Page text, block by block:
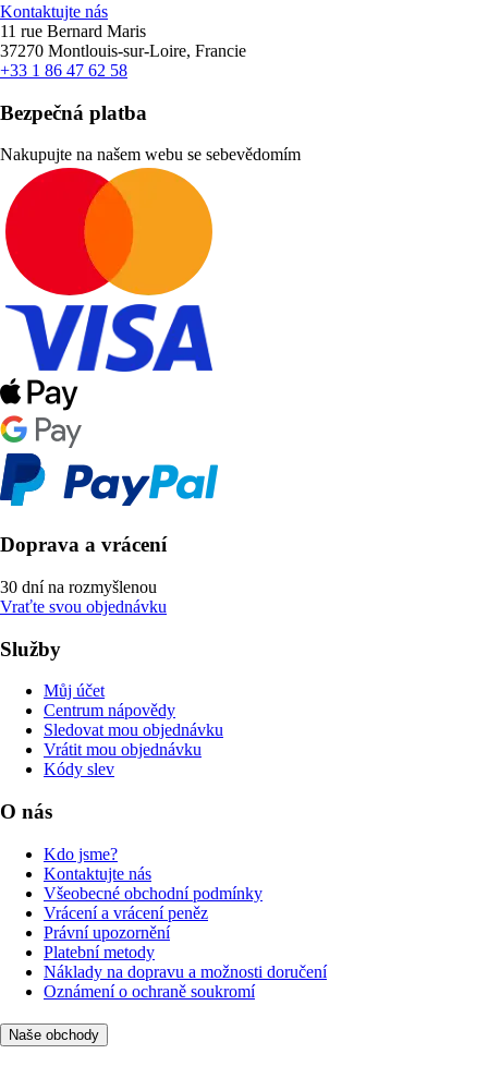
Kontaktujte nás
11 rue Bernard Maris
37270 Montlouis-sur-Loire, Francie
+33 1 86 47 62 58
Bezpečná platba
Nakupujte na našem webu se sebevědomím
Doprava a vrácení
30 dní na rozmyšlenou
Vraťte svou objednávku
Služby
Můj účet
Centrum nápovědy
Sledovat mou objednávku
Vrátit mou objednávku
Kódy slev
O nás
Kdo jsme?
Kontaktujte nás
Všeobecné obchodní podmínky
Vrácení a vrácení peněz
Právní upozornění
Platební metody
Náklady na dopravu a možnosti doručení
Oznámení o ochraně soukromí
Naše obchody